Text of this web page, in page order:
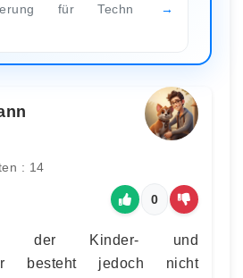
für Techn
: 14
0
der Kinder- und
besteht jedoch nicht